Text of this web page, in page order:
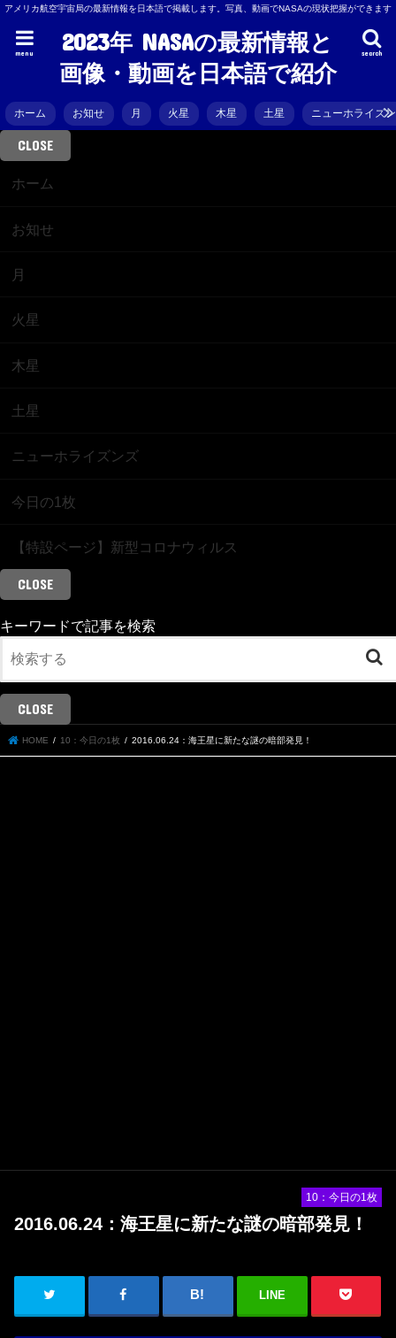
アメリカ航空宇宙局の最新情報を日本語で掲載します。写真、動画でNASAの現状把握ができます
2023年 NASAの最新情報と
画像・動画を日本語で紹介
search
menu
ホーム お知せ 月 火星 木星 土星 ニューホライズ
CLOSE
ホーム
お知せ
月
火星
木星
土星
ニューホライズンズ
今日の1枚
【特設ページ】新型コロナウィルス
CLOSE
キーワードで記事を検索
CLOSE
HOME 10：今日の1枚 2016.06.24：海王星に新たな謎の暗部発見！
10：今日の1枚
2016.06.24：海王星に新たな謎の暗部発見！
LINE